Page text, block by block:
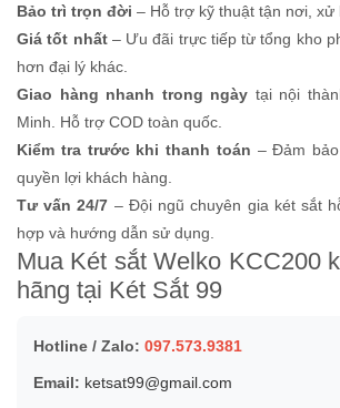
Bảo trì trọn đời – Hỗ trợ kỹ thuật tận nơi, xử
Giá tốt nhất– Ưu đãi trực tiếp từ tổng kho
hơn đại lý khác.
Giao hàng nhanh trong ngày tại nội
Minh. Hỗ trợ COD toàn quốc.
Kiểm tra trước khi thanh toán – Đảm
quyền lợi khách hàng.
Tư vấn 24/7 – Đội ngũ chuyên gia két sắt
hợp và hướng dẫn sử dụng.
Mua Két sắt Welko KCC200
hãng tại Két Sắt 99
Hotline / Zalo: 097.573.9381
Email: ketsat99@gmail.com